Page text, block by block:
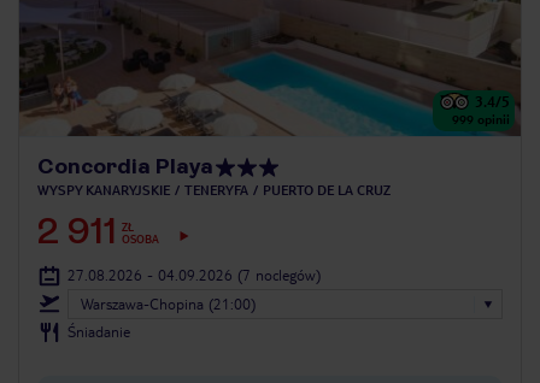
3.4/5
999 opinii
Concordia Playa
WYSPY KANARYJSKIE TENERYFA PUERTO DE LA CRUZ
2 911
ZŁ
OSOBA
27.08.2026 - 04.09.2026 (7 noclegów)
Warszawa-Chopina (21:00)
Śniadanie